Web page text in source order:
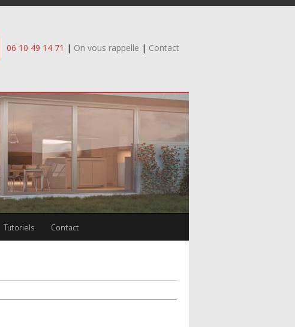
06 10 49 14 71 | On vous rappelle | Contact
Tutoriels Contact